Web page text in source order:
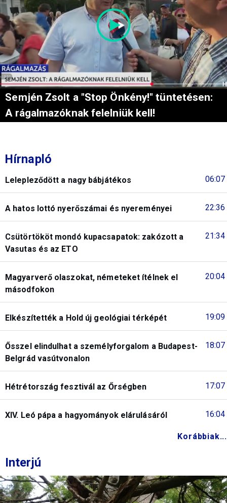
Semjén Zsolt a "Stop Önkény!" tüntetésen:
A rágalmazóknak felelniük kell!
Hírnapló
06:07
Lelepleződött a nagy bábjátékos
22:36
A hatos lottó nyerőszámai és nyereményei
21:34
Csütörtököt mondó kupacsapatok: zakózott a
Vasutas és az ETO
20:04
Magyarverő olaszokat, németeket ítélnek el
másodfokon
19:09
Elkészítették a Hold új geológiai térképét
18:07
Ősszel elindulhat a személyforgalom a Budapest-
Belgrád vasútvonalon
17:07
Hétrétország fesztivál az Őrségben
16:04
XIV. Leó pápa a hagyományok elárulásáról
Korábbiak...
Interjú